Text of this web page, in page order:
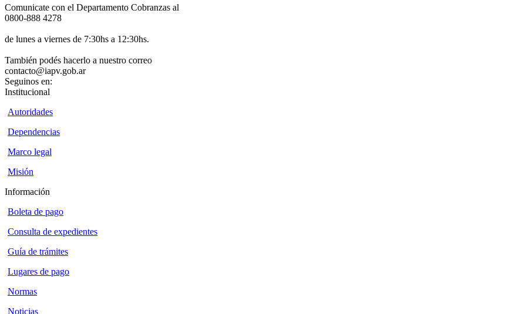
Comunicate con el Departamento Cobranzas al
0800-888 4278
de lunes a viernes de 7:30hs a 12:30hs.
También podés hacerlo a nuestro correo
contacto@iapv.gob.ar
Seguinos en:
Institucional
Autoridades
Dependencias
Marco legal
Misión
Información
Boleta de pago
Consulta de expedientes
Guía de trámites
Lugares de pago
Normas
Noticias